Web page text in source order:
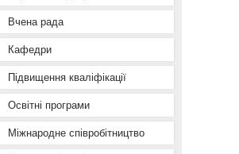
Вчена рада
Кафедри
Підвищення кваліфікації
Освітні програми
Міжнародне співробітництво